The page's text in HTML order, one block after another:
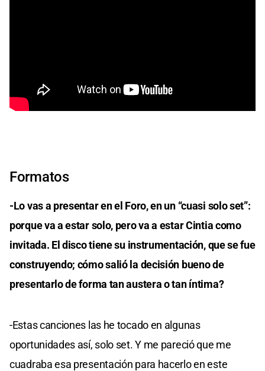
Formatos
-Lo vas a presentar en el Foro, en un “cuasi solo set”:
porque va a estar solo, pero va a estar Cintia como
invitada. El disco tiene su instrumentación, que se fue
construyendo; cómo salió la decisión bueno de
presentarlo de forma tan austera o tan íntima?
-Estas canciones las he tocado en algunas
oportunidades así, solo set. Y me pareció que me
cuadraba esa presentación para hacerlo en este